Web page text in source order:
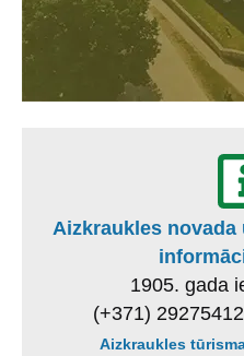
Aizkraukles novada
1905. gada
(+371)
Aizkraukles